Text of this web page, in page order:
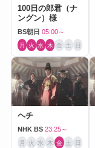
100日の郎君（ナ
ングン）様
BS朝日 05:00～
月 火 水 木 金 土 日
ヘチ
NHK BS 23:25～
月 火 水 木 金 土 日